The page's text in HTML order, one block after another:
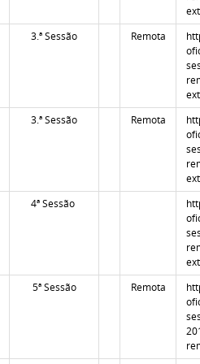
3.ªSessão Remota
3.ªSessão Remota
4ª Sessão
5ª Sessão Remota